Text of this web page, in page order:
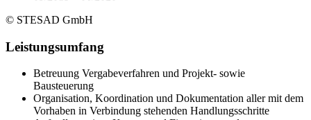
© STESAD GmbH
Leistungsumfang
Betreuung Vergabeverfahren und Projekt- sowie
Bausteuerung
Organisation, Koordination und Dokumentation aller mit dem
Vorhaben in Verbindung stehenden Handlungsschritte